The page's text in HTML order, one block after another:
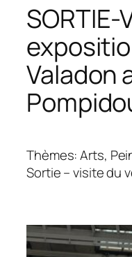
SORTIE-
Valadon
Thèmes: Arts,
Sortie – visite du